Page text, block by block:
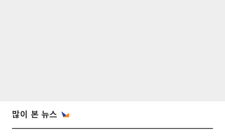
많이 본 뉴스